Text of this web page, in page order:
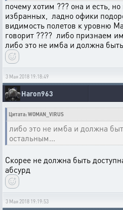
почему хотим ??? она и есть,
избранных, ладно офики
видимость полетов к уровню
говорит ???? либо признаем
либо это не имба и должна
3 Мая 2018 19:18:49
Haron963
Цитата: WOMAN_VIRUS
либо это не имба и должна
остальным...
Скорее не должна быть
абсурд
3 Мая 2018 19:19:53